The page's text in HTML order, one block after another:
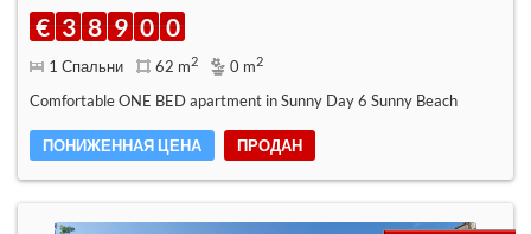
€ 3 8 9 0 0
1 Спальни 62 m2 0 m2
Comfortable ONE BED apartment in Sunny Day 6 Sunny Beach
ПОНИЖЕННАЯ ЦЕНА ПРОДАН